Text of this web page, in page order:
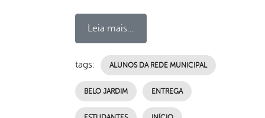
Leia mais...
tags: ALUNOS DA REDE MUNICIPAL
BELO JARDIM ENTREGA